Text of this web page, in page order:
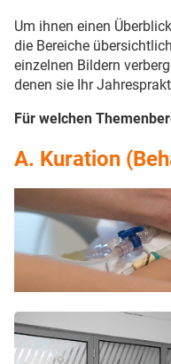
Um ihnen einen
die Bereiche
einzelnen Bildern
denen sie Ihr
Für welchen
A. Kuration